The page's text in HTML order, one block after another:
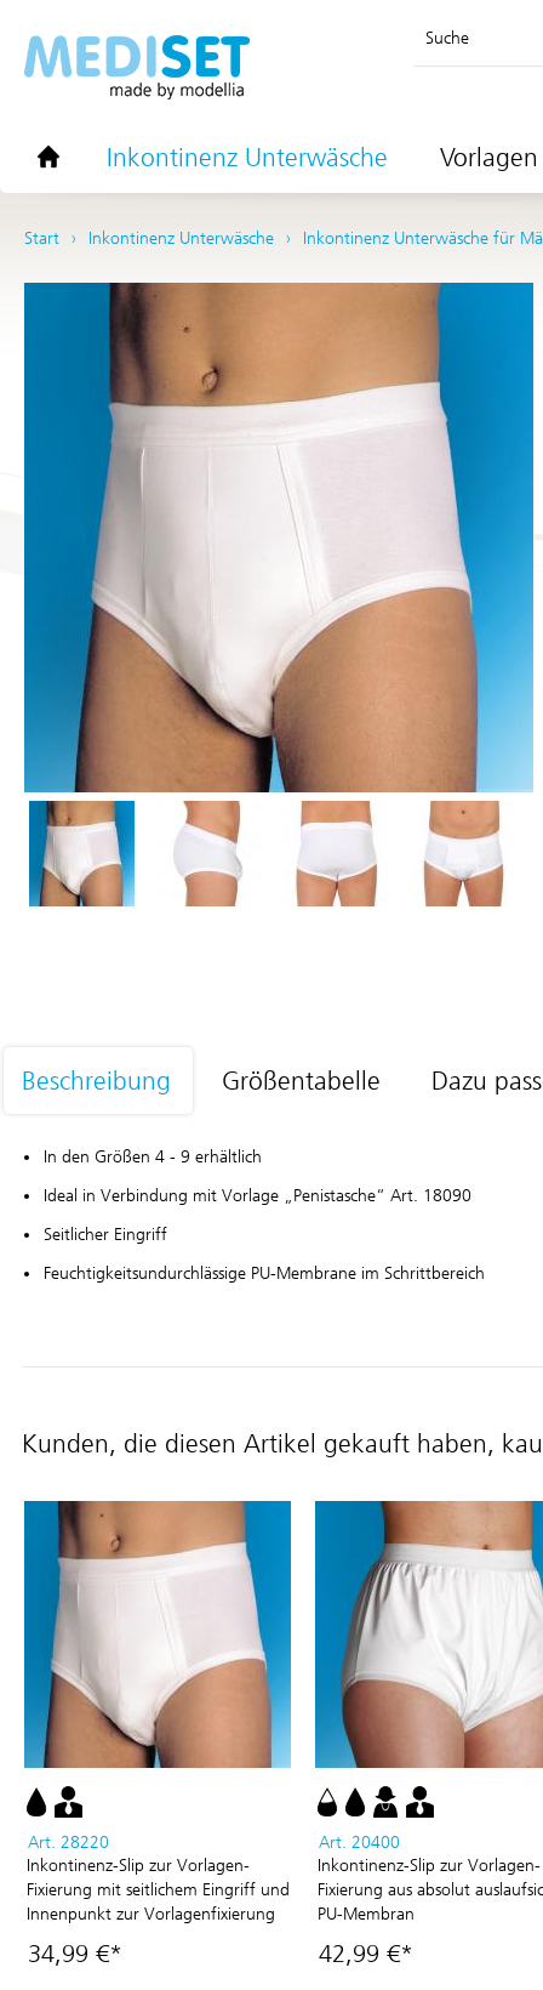
Suche
Inkontinenz Unterwäsche
Start Inkontinenz Unterwäsche Inkontinenz Unterwäsche für
Beschreibung Größentabelle Dazu
In den Größen 4 - 9 erhältlich
Ideal in Verbindung mit Vorlage „Penistasche“ Art. 18090
Seitlicher Eingriff
Feuchtigkeitsundurchlässige PU-Membrane im Schrittbereich
Kunden, die diesen Artikel gekauft haben,
Art. 28220
Inkontinenz-Slip zur Vorlagen-
Fixierung mit seitlichem Eingriff und
Innenpunkt zur Vorlagenfixierung
34,99 €*
Art. 20400
Inkontinenz-Slip zur Vorlagen-
Fixierung aus absolut
PU-Membran
42,99 €*